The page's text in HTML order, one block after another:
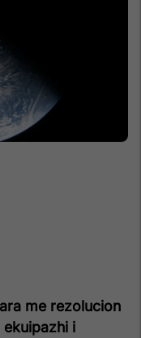
me rezolucion
i